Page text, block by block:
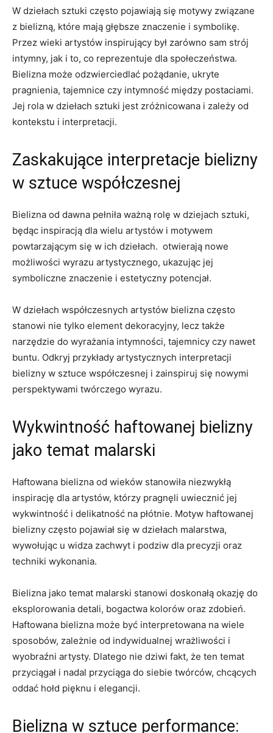
W ‍dziełach⁤ sztuki ‌często pojawiają się motywy związane
z bielizną, które ⁤mają głębsze znaczenie​ i symbolikę.
Przez wieki artystów ‌inspirujący był ⁣zarówno sam strój
intymny, jak‍ i to, co reprezentuje⁢ dla ⁤społeczeństwa.
Bielizna może⁢ odzwierciedlać pożądanie, ukryte
pragnienia, tajemnice‌ czy⁢ intymność między postaciami.
Jej rola⁣ w dziełach sztuki jest zróżnicowana i zależy od
kontekstu i interpretacji.
Zaskakujące⁤ interpretacje ​bielizny
w sztuce współczesnej
Bielizna ‍od dawna ‌pełniła ważną rolę w dziejach sztuki,
będąc inspiracją dla wielu artystów i motywem
powtarzającym ‍się w ich dziełach. ‍ otwierają nowe
możliwości wyrazu artystycznego,‌ ukazując jej
symboliczne znaczenie i estetyczny potencjał.
W ‌dziełach współczesnych‌ artystów bielizna często
stanowi nie tylko element dekoracyjny, lecz także​
narzędzie do wyrażania intymności, tajemnicy czy nawet
buntu. Odkryj przykłady artystycznych interpretacji
bielizny w sztuce współczesnej i zainspiruj się nowymi⁢
perspektywami twórczego ⁣wyrazu.
Wykwintność‍ haftowanej bielizny
jako temat malarski
Haftowana bielizna od​ wieków stanowiła niezwykłą⁢
inspirację​ dla ⁣artystów, którzy pragnęli⁣ uwiecznić jej
wykwintność i delikatność na płótnie. Motyw haftowanej
bielizny często pojawiał się w dziełach malarstwa,
wywołując u widza⁢ zachwyt‌ i podziw dla precyzji oraz
techniki wykonania.
Bielizna jako temat malarski ​stanowi doskonałą okazję⁤ do
eksplorowania ⁢detali, bogactwa kolorów⁢ oraz​ zdobień.
Haftowana bielizna może⁢ być interpretowana⁣ na wiele
sposobów, zależnie od indywidualnej wrażliwości i
wyobraźni artysty. Dlatego ⁣nie dziwi fakt,⁣ że​ ten⁣ temat
przyciągał i nadal⁢ przyciąga⁣ do siebie twórców, chcących
oddać hołd pięknu ‌i elegancji.
Bielizna w ⁤sztuce performance: